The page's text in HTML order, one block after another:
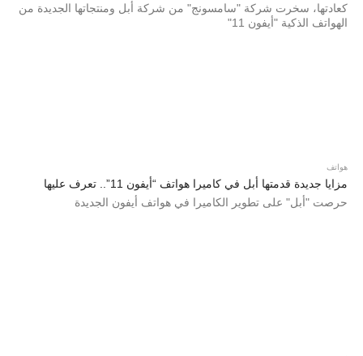
كعادتها، سخرت شركة "سامسونج" من شركة أبل ومنتجاتها الجديدة من
الهواتف الذكية "أيفون 11"
هواتف
مزايا جديدة قدمتها أبل في كاميرا هواتف “أيفون 11”.. تعرف عليها
حرصت "أبل" على تطوير الكاميرا في هواتف أيفون الجديدة